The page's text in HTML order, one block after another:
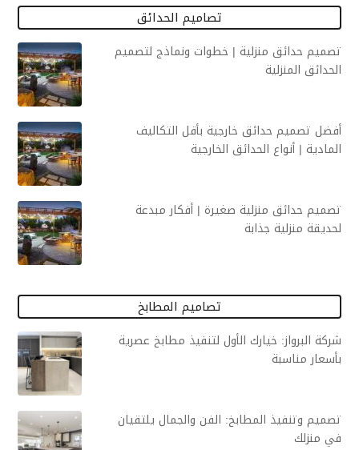
تصاميم الحدائق
تصميم حدائق منزلية | خطوات ونماذج لتصميم
الحدائق المنزلية
أفضل تصميم حدائق خارجية بأقل التكاليف
المادية | أنواع الحدائق الخارجية
تصميم حدائق منزلية صغيرة | أفكار مبدعة
لحديقة منزلية جذابة
تصاميم المطابخ
شركة البرواز: خيارك الأول لتنفيذ مطابخ عصرية
بأسعار مناسبة
تصميم وتنفيذ المطابخ: الفن والجمال يلتقيان
في منزلك